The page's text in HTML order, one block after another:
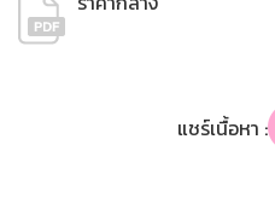
แชร์เนื้อหา :